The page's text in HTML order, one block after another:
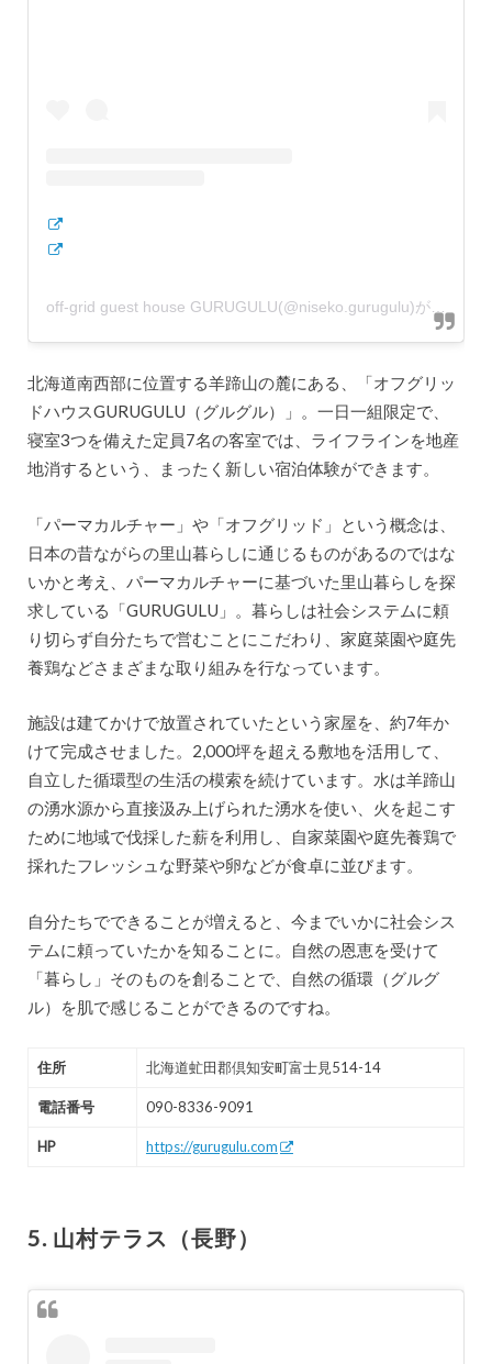
off-grid guest house GURUGULU(@niseko.gurugulu)がシェアした投稿
北海道南西部に位置する羊蹄山の麓にある、「オフグリッ
ドハウスGURUGULU（グルグル）」。一日一組限定で、
寝室3つを備えた定員7名の客室では、ライフラインを地産
地消するという、まったく新しい宿泊体験ができます。
「パーマカルチャー」や「オフグリッド」という概念は、
日本の昔ながらの里山暮らしに通じるものがあるのではな
いかと考え、パーマカルチャーに基づいた里山暮らしを探
求している「GURUGULU」。暮らしは社会システムに頼
り切らず自分たちで営むことにこだわり、家庭菜園や庭先
養鶏などさまざまな取り組みを行なっています。
施設は建てかけで放置されていたという家屋を、約7年か
けて完成させました。2,000坪を超える敷地を活用して、
自立した循環型の生活の模索を続けています。水は羊蹄山
の湧水源から直接汲み上げられた湧水を使い、火を起こす
ために地域で伐採した薪を利用し、自家菜園や庭先養鶏で
採れたフレッシュな野菜や卵などが食卓に並びます。
自分たちでできることが増えると、今までいかに社会シス
テムに頼っていたかを知ることに。自然の恩恵を受けて
「暮らし」そのものを創ることで、自然の循環（グルグ
ル）を肌で感じることができるのですね。
住所 北海道虻田郡倶知安町富士見514-14
電話番号 090-8336-9091
HP https://gurugulu.com
5. 山村テラス（長野）